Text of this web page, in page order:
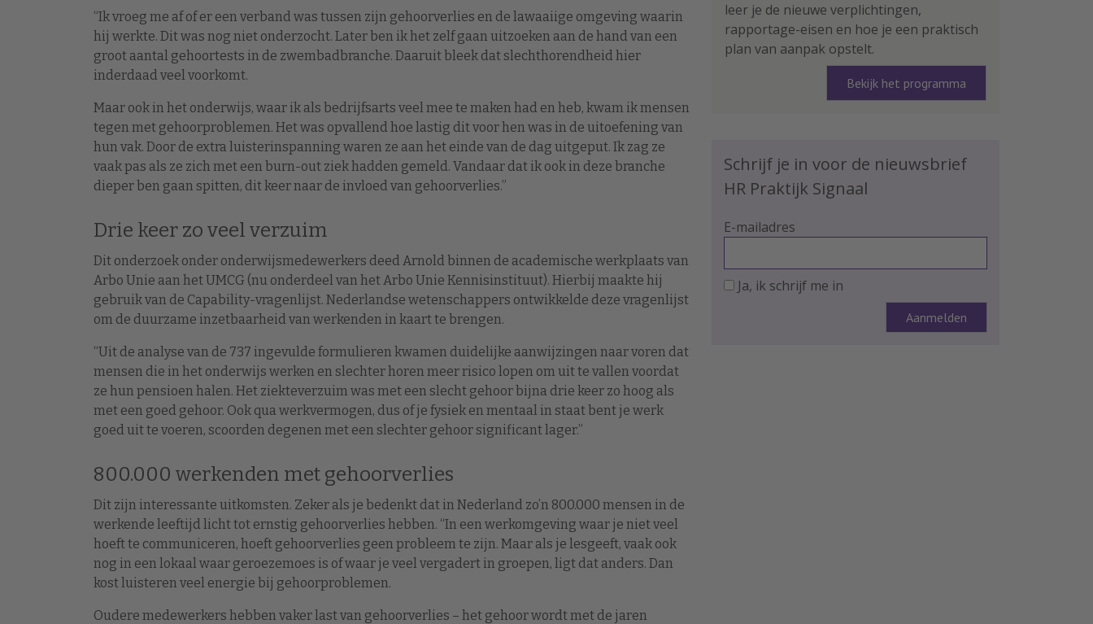
“Ik vroeg me af of er een verband was tussen zijn gehoorverlies en de lawaaiige omgeving waarin
hij werkte. Dit was nog niet onderzocht. Later ben ik het zelf gaan uitzoeken aan de hand van een
groot aantal gehoortests in de zwembadbranche. Daaruit bleek dat slechthorendheid hier
inderdaad veel voorkomt.
Maar ook in het onderwijs, waar ik als bedrijfsarts veel mee te maken had en heb, kwam ik mensen
tegen met gehoorproblemen. Het was opvallend hoe lastig dit voor hen was in de uitoefening van
hun vak. Door de extra luisterinspanning waren ze aan het einde van de dag uitgeput. Ik zag ze
vaak pas als ze zich met een burn-out ziek hadden gemeld. Vandaar dat ik ook in deze branche
dieper ben gaan spitten, dit keer naar de invloed van gehoorverlies.”
Drie keer zo veel verzuim
Dit onderzoek onder onderwijsmedewerkers deed Arnold binnen de academische werkplaats van
Arbo Unie aan het UMCG (nu onderdeel van het Arbo Unie Kennisinstituut). Hierbij maakte hij
gebruik van de Capability-vragenlijst. Nederlandse wetenschappers ontwikkelde deze vragenlijst
om de duurzame inzetbaarheid van werkenden in kaart te brengen.
“Uit de analyse van de 737 ingevulde formulieren kwamen duidelijke aanwijzingen naar voren dat
mensen die in het onderwijs werken en slechter horen meer risico lopen om uit te vallen voordat
ze hun pensioen halen. Het ziekteverzuim was met een slecht gehoor bijna drie keer zo hoog als
met een goed gehoor. Ook qua werkvermogen, dus of je fysiek en mentaal in staat bent je werk
goed uit te voeren, scoorden degenen met een slechter gehoor significant lager.”
800.000 werkenden met gehoorverlies
Dit zijn interessante uitkomsten. Zeker als je bedenkt dat in Nederland zo’n 800.000 mensen in de
werkende leeftijd licht tot ernstig gehoorverlies hebben. “In een werkomgeving waar je niet veel
hoeft te communiceren, hoeft gehoorverlies geen probleem te zijn. Maar als je lesgeeft, vaak ook
nog in een lokaal waar geroezemoes is of waar je veel vergadert in groepen, ligt dat anders. Dan
kost luisteren veel energie bij gehoorproblemen.
Oudere medewerkers hebben vaker last van gehoorverlies – het gehoor wordt met de jaren
leer je de nieuwe verplichtingen,
rapportage-eisen en hoe je een praktisch
plan van aanpak opstelt.
Bekijk het programma
Schrijf je in voor de nieuwsbrief
HR Praktijk Signaal
E-mailadres
Ja, ik schrijf me in